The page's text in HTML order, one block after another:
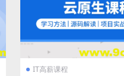
IT高薪课程